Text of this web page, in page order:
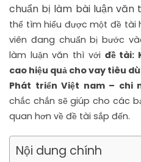
chuẩn bị làm bài luận văn
thể tìm hiểu được một đề tài
viên đang chuẩn bị bước
làm luận văn thì với đề tài:
cao hiệu quả cho vay tiêu
Phát triển Việt nam – chi
chắc chắn sẽ giúp cho các
quan hơn về đề tài sắp đến.
Nội dung chính